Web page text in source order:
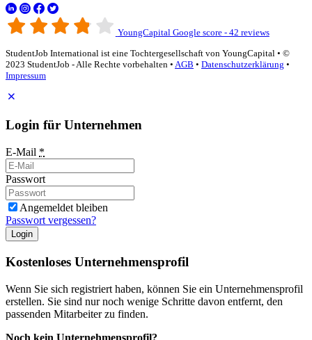
YoungCapital Google score - 42 reviews
StudentJob International ist eine Tochtergesellschaft von YoungCapital • ©
2023 StudentJob - Alle Rechte vorbehalten • AGB • Datenschutzerklärung •
Impressum
Login für Unternehmen
E-Mail *
Passwort
Angemeldet bleiben
Passwort vergessen?
Login
Kostenloses Unternehmensprofil
Wenn Sie sich registriert haben, können Sie ein Unternehmensprofil
erstellen. Sie sind nur noch wenige Schritte davon entfernt, den
passenden Mitarbeiter zu finden.
Noch kein Unternehmensprofil?